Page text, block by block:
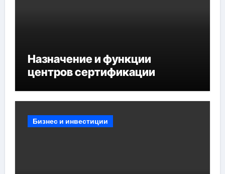
Назначение и функции
центров сертификации
Бизнес и инвестиции